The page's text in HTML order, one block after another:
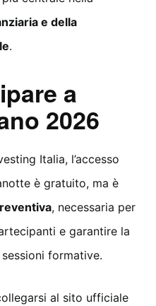
e della
.
a
2026
Italia, l’accesso
è gratuito, ma è
, necessaria per
e garantire la
formative.
al sito ufficiale